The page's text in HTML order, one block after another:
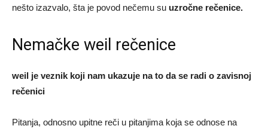
nešto izazvalo, šta je povod nečemu su uzročne rečenice.
Nemačke weil rečenice
weil je veznik koji nam ukazuje na to da se radi o zavisnoj
rečenici
Pitanja, odnosno upitne reči u pitanjima koja se odnose na